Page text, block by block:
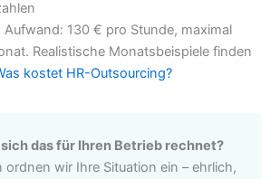
Aufwand: 130 € pro Stunde, maximal
Realistische Monatsbeispiele finden
kostet HR-Outsourcing?
das für Ihren Betrieb rechnet?
ordnen wir Ihre Situation ein – ehrlich,